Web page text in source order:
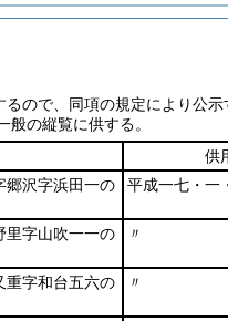
ので、同項の規定により公示
の縦覧に供する。
供
郷沢字浜田一の
平成一七・一
里字山吹一一の
〃
重字和台五六の
〃